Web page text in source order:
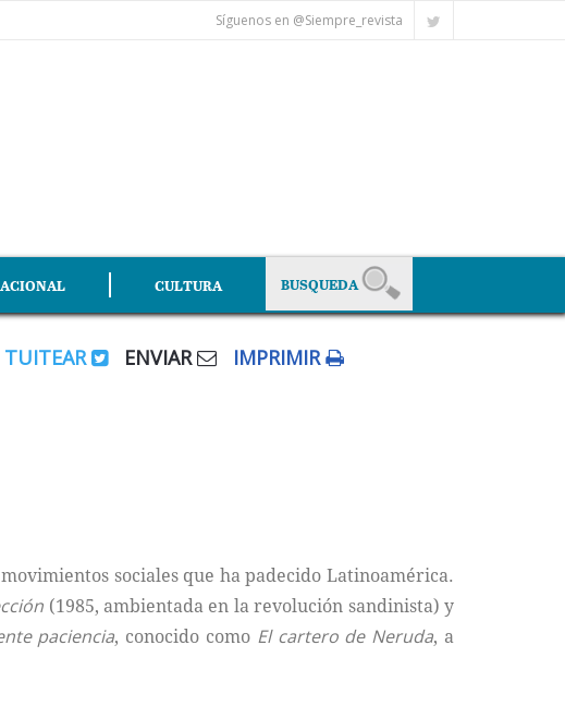
Síguenos en @Siempre_revista
CULTURA
TUITEAR ENVIAR IMPRIMIR
sociales que ha padecido Latinoamérica.
(1985, ambientada en la revolución sandinista) y
paciencia, conocido como El cartero de Neruda, a